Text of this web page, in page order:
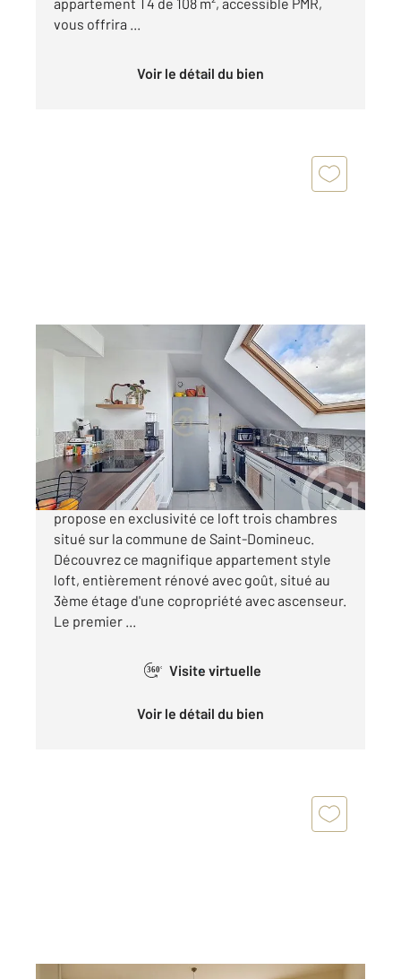
appartement T4 de 108 m², accessible PMR,
vous offrira ...
Voir le détail du bien
ST DOMINEUC 35
Ref : 3922
Appartement T4 à vendre
241 500 €
Century 21 Dréano Immobilier Combourg vous
propose en exclusivité ce loft trois chambres
situé sur la commune de Saint-Domineuc.
Découvrez ce magnifique appartement style
loft, entièrement rénové avec goût, situé au
3ème étage d'une copropriété avec ascenseur.
Le premier ...
360° Visite virtuelle
Voir le détail du bien